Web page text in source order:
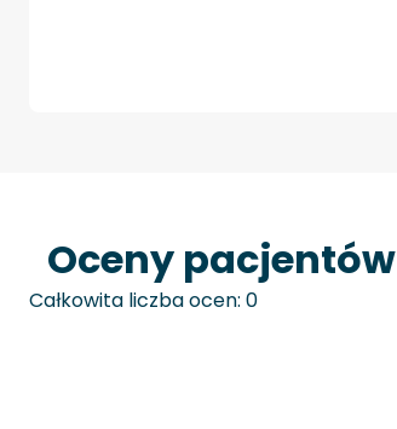
Oceny pacjentów
Całkowita liczba ocen: 0